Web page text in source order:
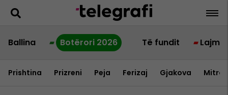
Ballina Botërori 2026 Të fundit Lajme
Prishtina Prizreni Peja Ferizaj Gjakova